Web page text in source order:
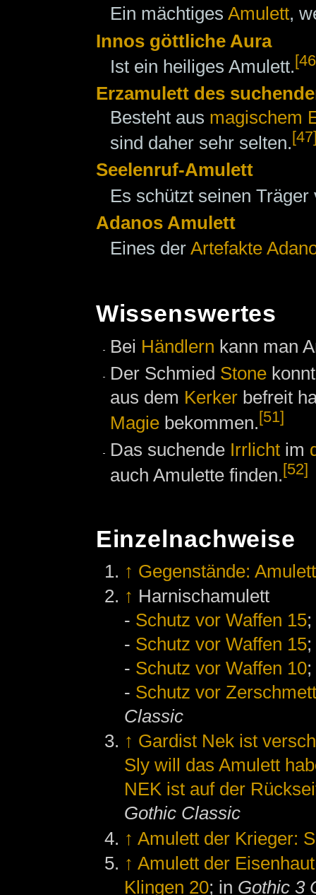
Ein mächtiges Amulett,
Innos göttliche Aura
Ist ein heiliges Amulett.
Erzamulett des
Besteht aus magischem
sind daher sehr selten.
Seelenruf-Amulett
Es schützt seinen
Adanos Amulett
Eines der Artefakte
Wissenswertes
Bei Händlern kann man
Der Schmied Stone
aus dem Kerker befreit
Magie bekommen.[51]
Das suchende Irrlicht im
auch Amulette finden.[52]
Einzelnachweise
↑ Gegenstände:
↑ Harnischamulett
- Schutz vor Waffen 15
- Schutz vor Waffen 15
- Schutz vor Waffen 10
- Schutz vor
Classic
↑ Gardist Nek ist
Sly will das Amulett
NEK ist auf der
Gothic Classic
↑ Amulett der Krieger:
↑ Amulett der
Klingen 20; in Gothic 3